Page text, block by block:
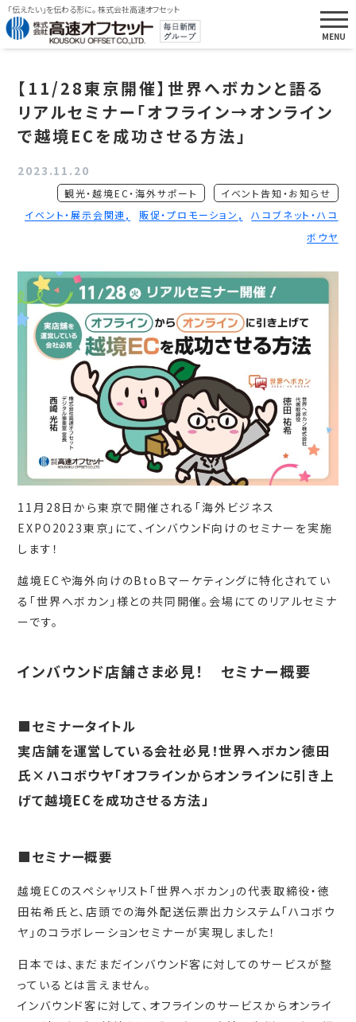
「伝えたい」を伝わる形に。 株式会社高速オフセット
【11/28東京開催】世界へボカンと語る
リアルセミナー「オフライン→オンライン
で越境ECを成功させる方法」
2023.11.20
観光・越境EC・海外サポート
イベント告知・お知らせ
イベント・展示会関連
販促・プロモーション
ハコブネット・ハコ
ボウヤ
11月28日から東京で開催される「海外ビジネス
EXPO2023東京」にて、インバウンド向けのセミナーを実施
します！
越境ECや海外向けのBtoBマーケティングに特化されてい
る「世界へボカン」様との共同開催。会場にてのリアルセミナ
ーです。
インバウンド店舗さま必見！ セミナー概要
■セミナータイトル
実店舗を運営している会社必見！世界へボカン徳田
氏×ハコボウヤ「オフラインからオンラインに引き上
げて越境ECを成功させる方法」
■セミナー概要
越境ECのスペシャリスト「世界へボカン」の代表取締役・徳
田祐希氏と、店頭での海外配送伝票出力システム「ハコボウ
ヤ」のコラボレーションセミナーが実現しました！
日本では、まだまだインバウンド客に対してのサービスが整
っているとは言えません。
インバウンド客に対して、オフラインのサービスからオンライ